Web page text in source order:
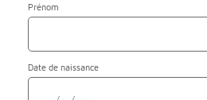
Prénom
Date de naissance